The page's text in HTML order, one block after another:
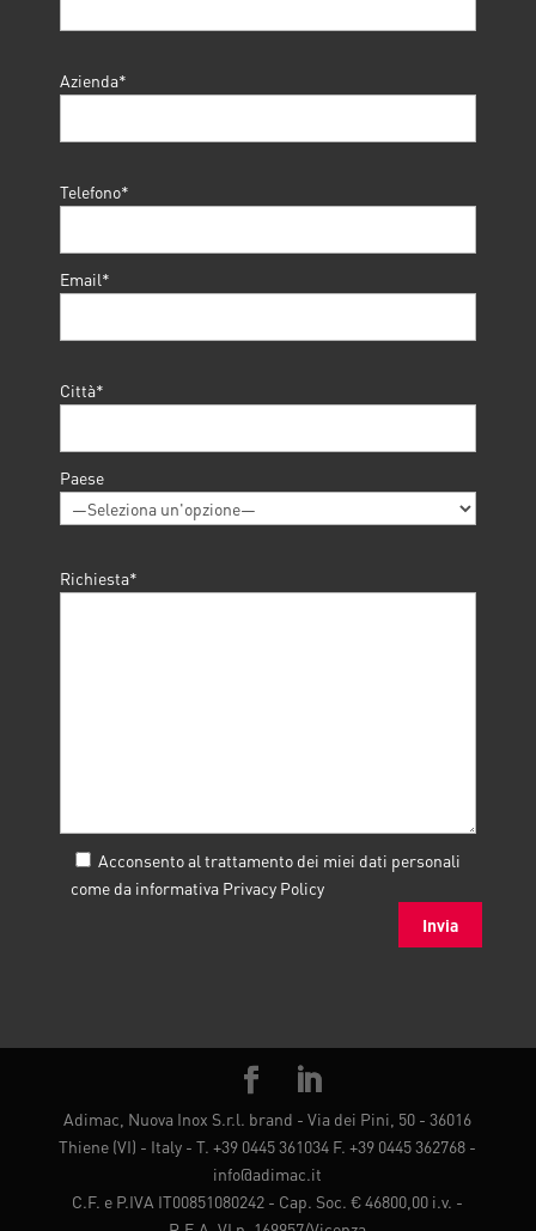
Azienda*
Telefono*
Email*
Città*
Paese
Richiesta*
Acconsento al trattamento dei miei dati personali
come da informativa Privacy Policy
Adimac, Nuova Inox S.r.l. brand - Via dei Pini, 50 - 36016
Thiene (VI) - Italy - T. +39 0445 361034 F. +39 0445 362768 -
info@adimac.it
C.F. e P.IVA IT00851080242 - Cap. Soc. € 46800,00 i.v. -